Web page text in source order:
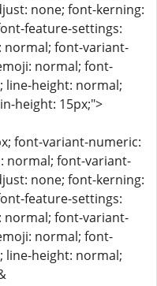
none; font-kerning:
feature-settings:
font-variant-
normal; font-
line-height: normal;
height: 15px;">
font-variant-numeric:
normal; font-variant-
none; font-kerning:
feature-settings:
font-variant-
normal; font-
line-height: normal;